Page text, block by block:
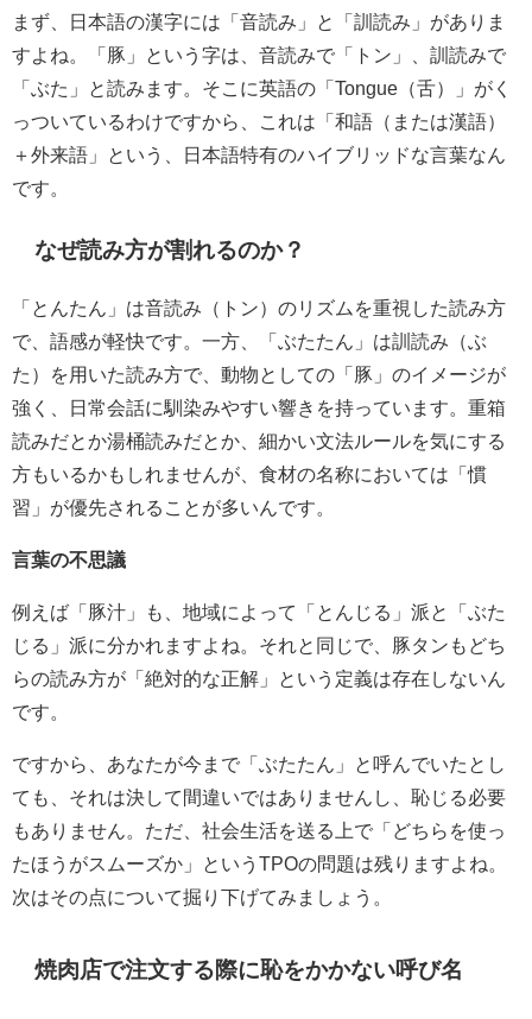
まず、日本語の漢字には「音読み」と「訓読み」がありま
すよね。「豚」という字は、音読みで「トン」、訓読みで
「ぶた」と読みます。そこに英語の「Tongue（舌）」がく
っついているわけですから、これは「和語（または漢語）
＋外来語」という、日本語特有のハイブリッドな言葉なん
です。
なぜ読み方が割れるのか？
「とんたん」は音読み（トン）のリズムを重視した読み方
で、語感が軽快です。一方、「ぶたたん」は訓読み（ぶ
た）を用いた読み方で、動物としての「豚」のイメージが
強く、日常会話に馴染みやすい響きを持っています。重箱
読みだとか湯桶読みだとか、細かい文法ルールを気にする
方もいるかもしれませんが、食材の名称においては「慣
習」が優先されることが多いんです。
言葉の不思議
例えば「豚汁」も、地域によって「とんじる」派と「ぶた
じる」派に分かれますよね。それと同じで、豚タンもどち
らの読み方が「絶対的な正解」という定義は存在しないん
です。
ですから、あなたが今まで「ぶたたん」と呼んでいたとし
ても、それは決して間違いではありませんし、恥じる必要
もありません。ただ、社会生活を送る上で「どちらを使っ
たほうがスムーズか」というTPOの問題は残りますよね。
次はその点について掘り下げてみましょう。
焼肉店で注文する際に恥をかかない呼び名